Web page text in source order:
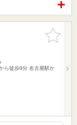
お気に入
りに追加
ら徒歩9分 名古屋駅か